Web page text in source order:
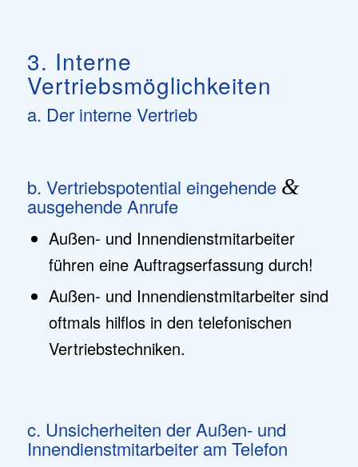
3. Interne
Vertriebsmöglichkeiten
a. Der interne Vertrieb
b. Vertriebspotential eingehende &
ausgehende Anrufe
Außen- und Innendienstmitarbeiter
führen eine Auftragserfassung durch!
Außen- und Innendienstmitarbeiter sind
oftmals hilflos in den telefonischen
Vertriebstechniken.
c. Unsicherheiten der Außen- und
Innendienstmitarbeiter am Telefon